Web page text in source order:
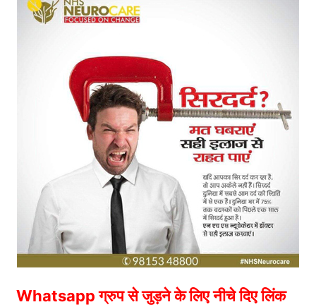
Whatsapp ग्रुप से जुड़ने के लिए नीचे दिए लिंक